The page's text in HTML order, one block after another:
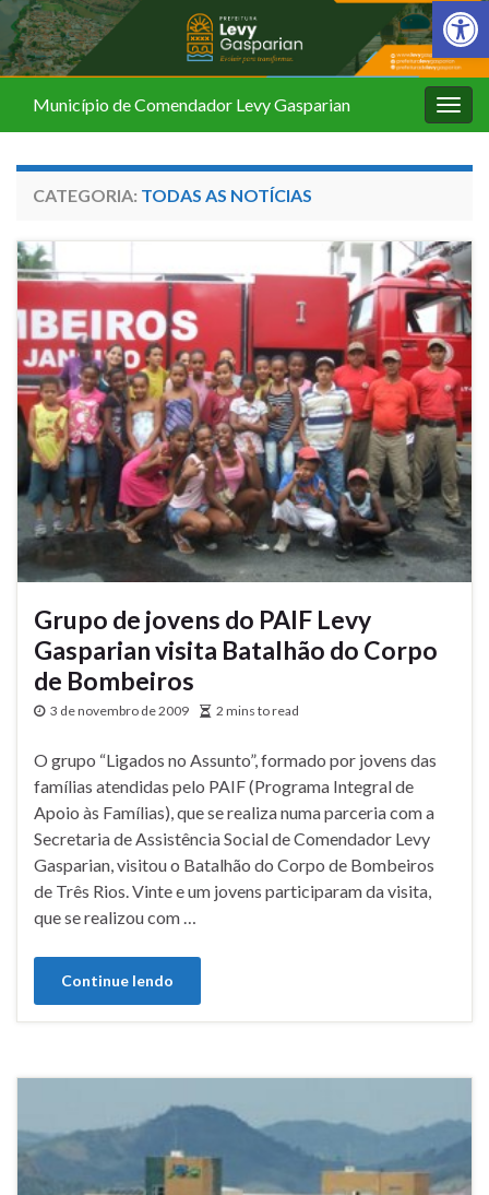
Barra de
Município de Comendador Levy Gasparian
CATEGORIA: TODAS AS NOTÍCIAS
Grupo de jovens do PAIF Levy
Gasparian visita Batalhão do Corpo
de Bombeiros
3 de novembro de 2009 2 mins to read
O grupo “Ligados no Assunto”, formado por jovens das
famílias atendidas pelo PAIF (Programa Integral de
Apoio às Famílias), que se realiza numa parceria com a
Secretaria de Assistência Social de Comendador Levy
Gasparian, visitou o Batalhão do Corpo de Bombeiros
de Três Rios. Vinte e um jovens participaram da visita,
que se realizou com …
Continue lendo